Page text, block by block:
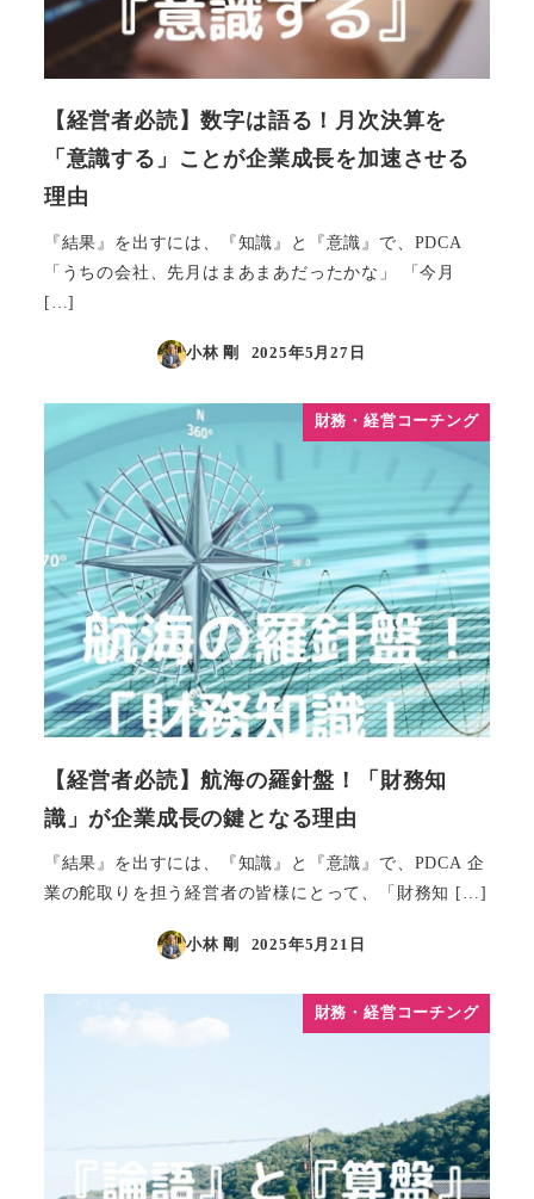
【経営者必読】数字は語る！月次決算を
「意識する」ことが企業成長を加速させる
理由
『結果』を出すには、『知識』と『意識』で、PDCA
「うちの会社、先月はまあまあだったかな」 「今月
[…]
小林 剛
投稿日
2025年5月27日
財務・経営コーチング
【経営者必読】航海の羅針盤！「財務知
識」が企業成長の鍵となる理由
『結果』を出すには、『知識』と『意識』で、PDCA 企
業の舵取りを担う経営者の皆様にとって、「財務知 […]
小林 剛
投稿日
2025年5月21日
財務・経営コーチング